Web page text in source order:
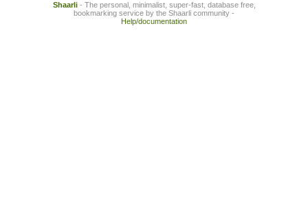
Shaarli- The personal, minimalist, super-fast, database free,
bookmarking service by the Shaarli community -
Help/documentation